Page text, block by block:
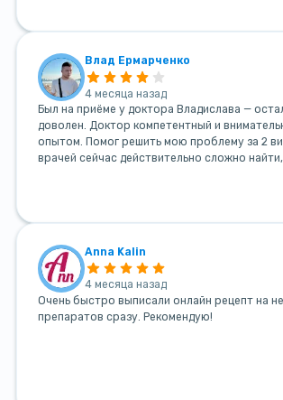
Влад Ермарченко
4 месяца назад
Был на приёме у доктора Владислава —
доволен. Доктор компетентный и
опытом. Помог решить мою проблему за 2
врачей сейчас действительно сложно
Anna Kalin
4 месяца назад
Очень быстро выписали онлайн рецепт на
препаратов сразу. Рекомендую!